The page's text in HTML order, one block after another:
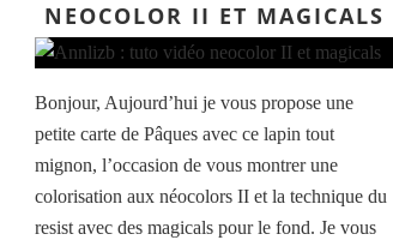
NEOCOLOR II ET MAGICALS
Bonjour, Aujourd’hui je vous propose une
petite carte de Pâques avec ce lapin tout
mignon, l’occasion de vous montrer une
colorisation aux néocolors II et la technique du
resist avec des magicals pour le fond. Je vous